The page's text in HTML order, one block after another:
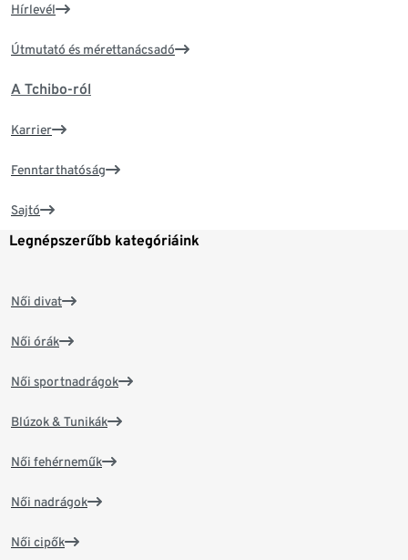
Hírlevél
Útmutató és mérettanácsadó
A Tchibo-ról
Karrier
Fenntarthatóság
Sajtó
Legnépszerűbb kategóriáink
Női divat
Női órák
Női sportnadrágok
Blúzok & Tunikák
Női fehérneműk
Női nadrágok
Női cipők